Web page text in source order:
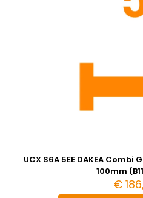
UCX S6A 5EE DAKEA
100mm
€